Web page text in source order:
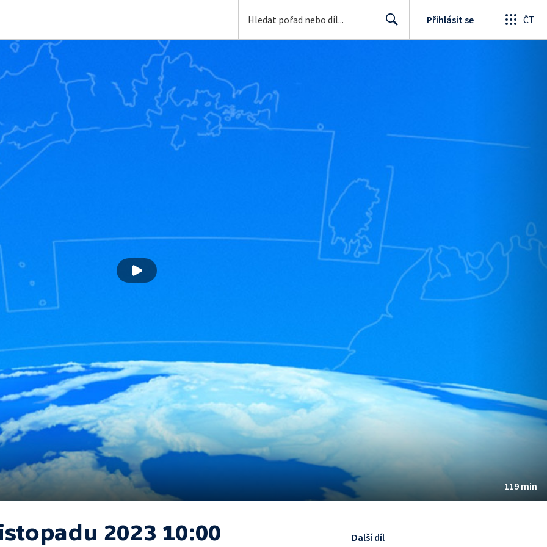
Přihlásit se ČT
119 min
2023 10:00 Další díl